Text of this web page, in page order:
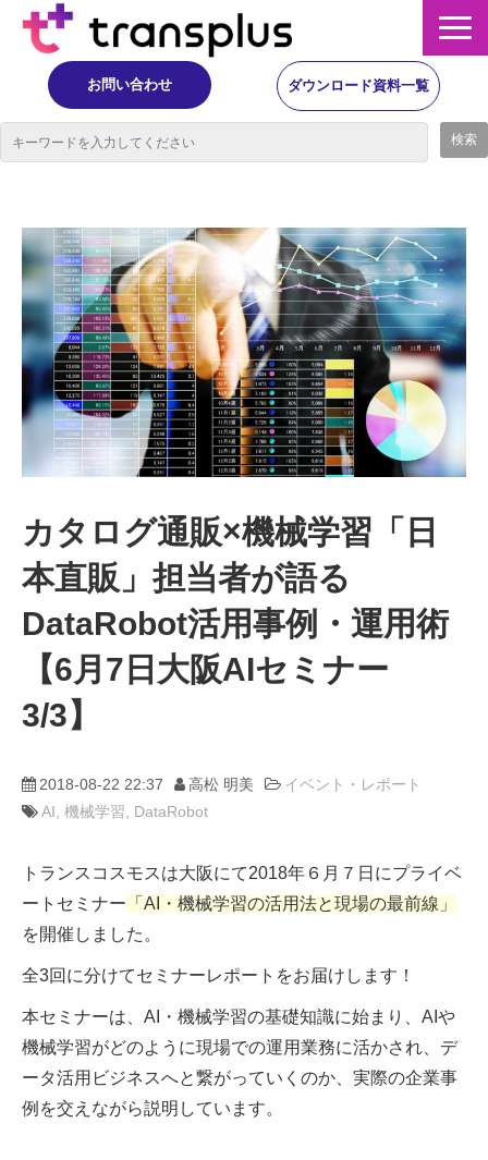
お問い合わせ ダウンロード資料一覧
イベント・レポート
ニュース
コラム
事例
動画
trans-DXプロデューサー
カタログ通販×機械学習「日
本直販」担当者が語る
DataRobot活用事例・運用術
【6月7日大阪AIセミナー
3/3】
2018-08-22 22:37 高松 明美
イベント・レポート
AI 機械学習 DataRobot
トランスコスモスは大阪にて2018年６月７日にプライベ
ートセミナー 「AI・機械学習の活用法と現場の最前線」
を開催しました。
全3回に分けてセミナーレポートをお届けします！
本セミナーは、AI・機械学習の基礎知識に始まり、AIや
機械学習がどのように現場での運用業務に活かされ、デ
ータ活用ビジネスへと繋がっていくのか、実際の企業事
例を交えながら説明しています。